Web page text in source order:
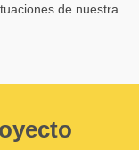
de nuestra